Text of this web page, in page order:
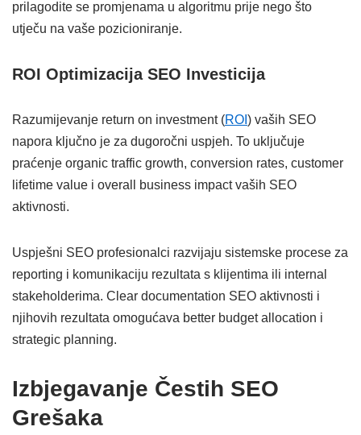
prilagodite se promjenama u algoritmu prije nego što
utječu na vaše pozicioniranje.
ROI Optimizacija SEO Investicija
Razumijevanje return on investment (ROI ) vaših SEO
napora ključno je za dugoročni uspjeh. To uključuje
praćenje organic traffic growth, conversion rates, customer
lifetime value i overall business impact vaših SEO
aktivnosti.
Uspješni SEO profesionalci razvijaju sistemske procese za
reporting i komunikaciju rezultata s klijentima ili internal
stakeholderima. Clear documentation SEO aktivnosti i
njihovih rezultata omogućava better budget allocation i
strategic planning.
Izbjegavanje Čestih SEO
Grešaka